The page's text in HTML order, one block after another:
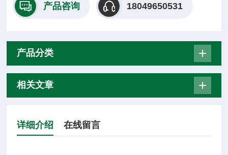
产品咨询 18049650531
产品分类
相关文章
详细介绍 在线留言